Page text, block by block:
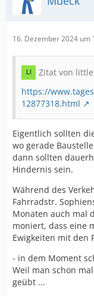
16. Dezember 2024 um
Zitat von
https://
12877318.html
Eigentlich sollten
wo gerade
dann sollten
Hindernis sein.
Während des
Fahrradstr.
Monaten auch mal
moniert, dass eine
Ewigkeiten mit den
- in dem Moment
Weil man schon
geübt ...